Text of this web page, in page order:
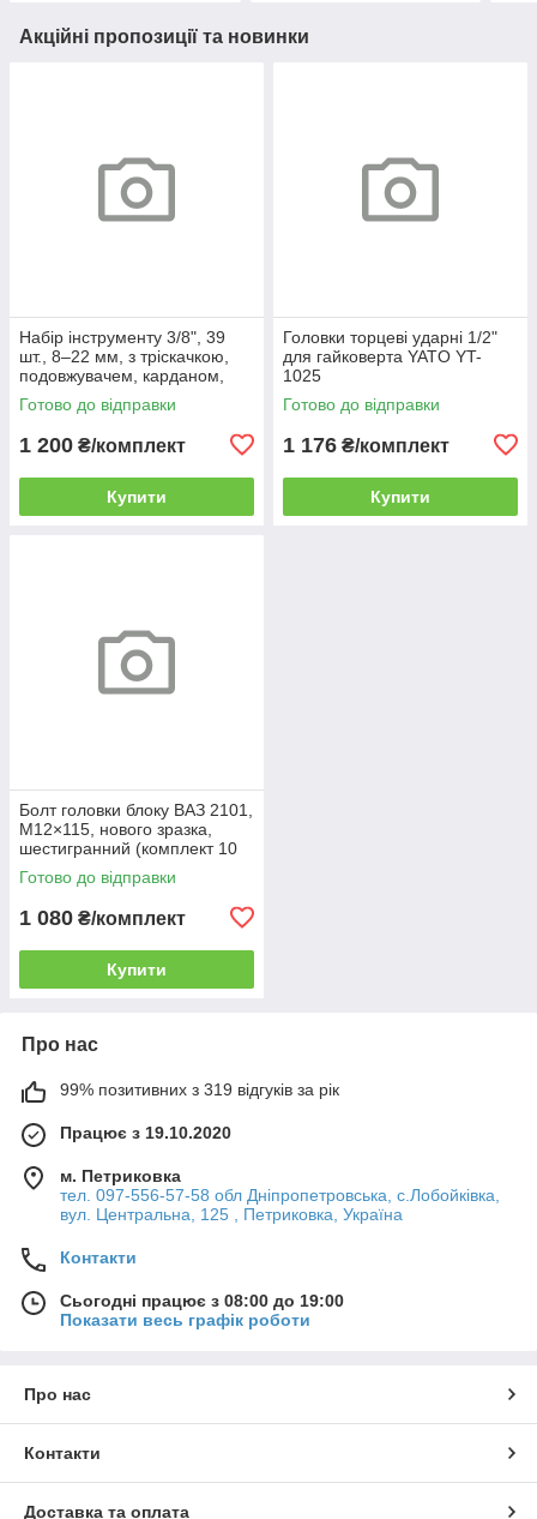
Акційні пропозиції та новинки
Набір інструменту 3/8", 39
шт., 8–22 мм, з тріскачкою,
подовжувачем, карданом,
свічковою головкою,
подовжувачем головок,
Готово до відправки
1 200 ₴/комплект
Купити
Головки торцеві ударні 1/2"
для гайковерта YATO YT-
1025
Готово до відправки
1 176 ₴/комплект
Купити
Болт головки блоку ВАЗ 2101,
М12×115, нового зразка,
шестигранний (комплект 10
шт.), Victo Reinz, 418581.
Готово до відправки
1 080 ₴/комплект
Купити
Про нас
99% позитивних з 319 відгуків за рік
Працює з 19.10.2020
м. Петриковка
тел. 097-556-57-58 обл Дніпропетровська, с.Лобойківка,
вул. Центральна, 125 , Петриковка, Україна
Контакти
Сьогодні працює з 08:00 до 19:00
Показати весь графік роботи
Про нас
Контакти
Доставка та оплата